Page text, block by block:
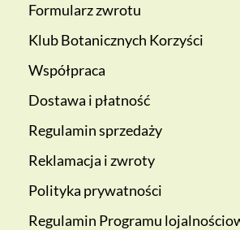
Formularz zwrotu
Klub Botanicznych Korzyści
Współpraca
Dostawa i płatność
Regulamin sprzedaży
Reklamacja i zwroty
Polityka prywatności
Regulamin Programu